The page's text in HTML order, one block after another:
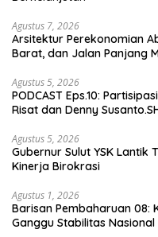
Agustus 7, 2026
Arsitektur Perekonomian
Barat, dan Jalan Panjang
Agustus 5, 2026
PODCAST Eps.10:
Risat dan Denny
Agustus 5, 2026
Gubernur Sulut YSK Lantik Tiga Pejabat Eselon II, Perkuat
Kinerja Birokrasi
Agustus 1, 2026
Barisan Pembaharuan 08:
Ganggu Stabilitas